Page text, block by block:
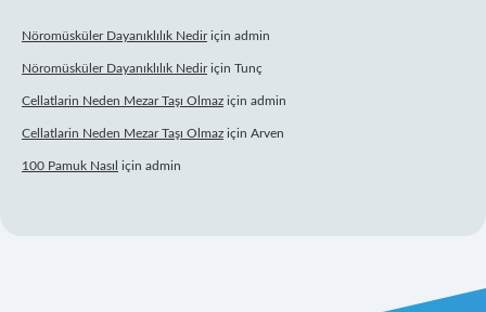
Nöromüsküler Dayanıklılık Nediriçin admin
Nöromüsküler Dayanıklılık Nediriçin Tunç
Cellatlarin Neden Mezar Taşı Olmaz için admin
Cellatlarin Neden Mezar Taşı Olmaz için Arven
100 Pamuk Nasıl için admin